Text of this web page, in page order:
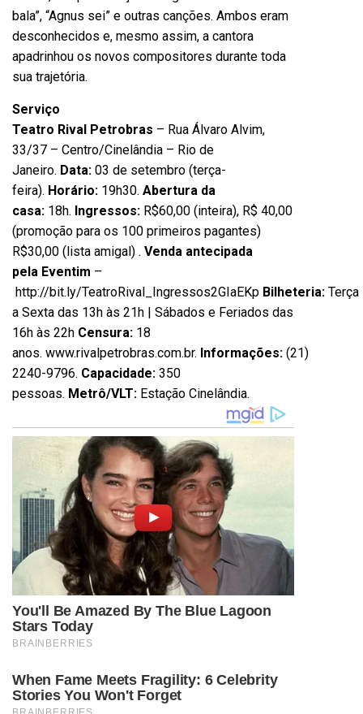
bala”, “Agnus sei” e outras canções. Ambos eram
desconhecidos e, mesmo assim, a cantora
apadrinhou os novos compositores durante toda
sua trajetória.
Serviço
Teatro Rival Petrobras – Rua Álvaro Alvim,
33/37 – Centro/Cinelândia – Rio de
Janeiro. Data: 03 de setembro (terça-
feira). Horário: 19h30. Abertura da
casa: 18h. Ingressos: R$60,00 (inteira), R$ 40,00
(promoção para os 100 primeiros pagantes)
R$30,00 (lista amigal) . Venda antecipada
pela Eventim –
http://bit.ly/TeatroRival_Ingressos2GIaEKp Bilheteria: Terça
a Sexta das 13h às 21h | Sábados e Feriados das
16h às 22h Censura: 18
anos. www.rivalpetrobras.com.br. Informações: (21)
2240-9796. Capacidade: 350
pessoas. Metrô/VLT: Estação Cinelândia.